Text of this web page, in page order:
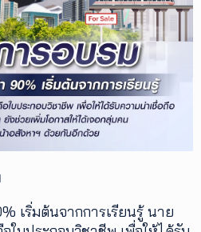
เริ่มต้นจากการเรียนรู้ นาย